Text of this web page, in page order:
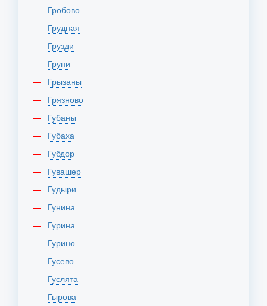
Гробово
Грудная
Грузди
Груни
Грызаны
Грязново
Губаны
Губаха
Губдор
Гувашер
Гудыри
Гунина
Гурина
Гурино
Гусево
Гуслята
Гырова